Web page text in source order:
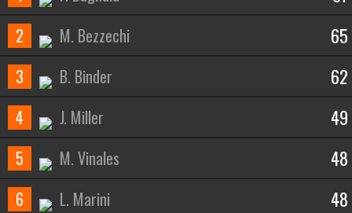
2 M. Bezzechi 65
3 B. Binder 62
4 J. Miller 49
5 M. Vinales 48
6 L. Marini 48